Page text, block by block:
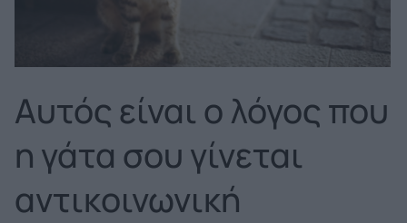
Αυτός είναι ο λόγος που
η γάτα σου γίνεται
αντικοινωνική